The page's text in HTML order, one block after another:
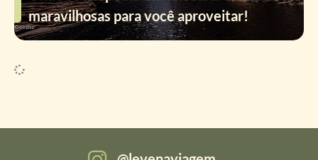
maravilhosas para você aproveitar!